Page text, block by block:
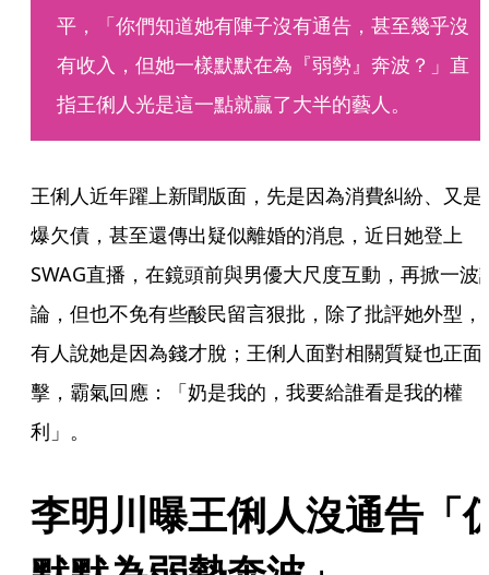
平，「你們知道她有陣子沒有通告，甚至幾乎沒
有收入，但她一樣默默在為『弱勢』奔波？」直
指王俐人光是這一點就贏了大半的藝人。
王俐人近年躍上新聞版面，先是因為消費糾紛、又是
爆欠債，甚至還傳出疑似離婚的消息，近日她登上
SWAG直播，在鏡頭前與男優大尺度互動，再掀一波
論，但也不免有些酸民留言狠批，除了批評她外型，
有人說她是因為錢才脫；王俐人面對相關質疑也正面
擊，霸氣回應：「奶是我的，我要給誰看是我的權
利」。
李明川曝王俐人沒通告「